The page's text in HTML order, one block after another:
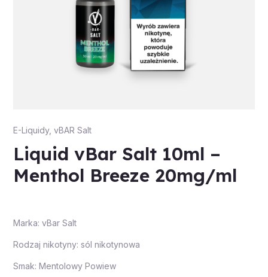
E-Liquidy, vBAR Salt
Liquid vBar Salt 10ml –
Menthol Breeze 20mg/ml
Marka: vBar Salt
Rodzaj nikotyny: sól nikotynowa
Smak: Mentolowy Powiew